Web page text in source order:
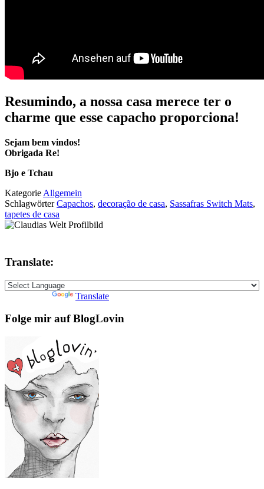
Resumindo, a nossa casa merece ter o
charme que esse capacho proporciona!
Sejam bem vindos!
Obrigada Re!
Bjo e Tchau
Kategorie Allgemein
SchlagwörterCapachos, decoração de casa, Sassafras Switch Mats,
tapetes de casa
Translate:
Translate
Folge mir auf BlogLovin